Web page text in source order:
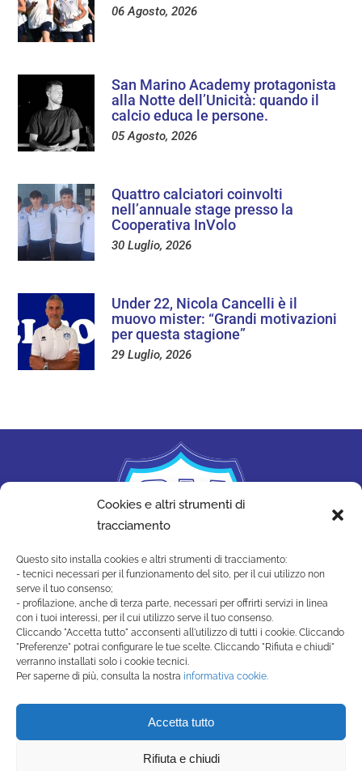
Cookies e altri strumenti di
tracciamento
Questo sito installa cookies e altri strumenti di tracciamento:
- tecnici necessari per il funzionamento del sito, per il cui utilizzo non
serve il tuo consenso;
- profilazione, anche di terza parte, necessari per offrirti servizi in linea
con i tuoi interessi, per il cui utilizzo serve il tuo consenso.
Cliccando "Accetta tutto" acconsenti all'utilizzo di tutti i cookie. Cliccando
"Preferenze" potrai configurare le tue scelte. Cliccando "Rifiuta e chiudi"
verranno installati solo i cookie tecnici.
Per saperne di più, consulta la nostra informativa cookie.
Accetta tutto
Rifiuta e chiudi
06 Agosto, 2026
San Marino Academy protagonista
alla Notte dell’Unicità: quando il
calcio educa le persone.
05 Agosto, 2026
Quattro calciatori coinvolti
nell’annuale stage presso la
Cooperativa InVolo
30 Luglio, 2026
Under 22, Nicola Cancelli è il
muovo mister: “Grandi motivazioni
per questa stagione”
29 Luglio, 2026
SAN MARINO ACADEMY
Strada di Montecchio, 17 47890
(+378) 0549 990515 -
segreteria@sanmarinoacademy.sm
Privacy Policy- Cookie Policy